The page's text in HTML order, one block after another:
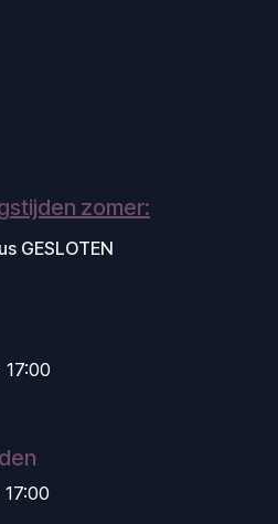
zomer:
GESLOTEN